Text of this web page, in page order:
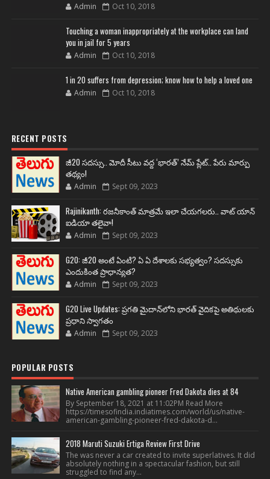
Admin Oct 10, 2018
Touching a woman inappropriately at the workplace can land
you in jail for 5 years
Admin Oct 10, 2018
1 in 20 suffers from depression; know how to help a loved one
Admin Oct 10, 2018
RECENT POSTS
జీ20 సదస్సు.. మోదీ సీటు వద్ద ‘భారత్’ నేమ్ ప్లేట్‌.. పేరు మార్పు
తథ్యం!
Admin Sept 09, 2023
Rajinikanth: రజనీకాంత్ మాత్రమే ఇలా చేయగలరు.. వాట్ యాన్
ఐడియా తలైవా!
Admin Sept 09, 2023
G20: జీ20 అంటే ఏంటి? ఏ ఏ దేశాలకు సభ్యత్వం? సదస్సుకు
ఎందుకింత ప్రాధాన్యత?
Admin Sept 09, 2023
G20 Live Updates: ప్రగతి మైదాన్‌లోని భారత్ వైదికపై అతిథులకు
ప్రధాని స్వాగతం
Admin Sept 09, 2023
POPULAR POSTS
Native American gambling pioneer Fred Dakota dies at 84
By September 18, 2021 at 11:02PM Read More
https://timesofindia.indiatimes.com/world/us/native-
american-gambling-pioneer-fred-dakota-d...
2018 Maruti Suzuki Ertiga Review First Drive
The was never a car created to invite superlatives. It did
absolutely nothing in a spectacular fashion, but still
struggled to find any...